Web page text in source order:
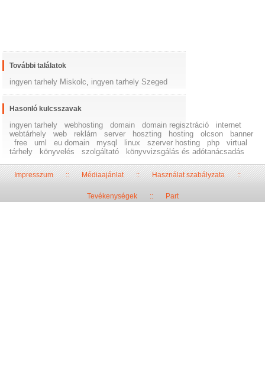
További találatok
ingyen tarhely Miskolc, ingyen tarhely Szeged
Hasonló kulcsszavak
ingyen tarhely webhosting domain domain regisztráció
internet
webtárhely
web reklám server hoszting hosting olcson
banner
free
uml eu domain mysql linux szerver hosting php
virtual
tárhely
könyvelés szolgáltató könyvvizsgálás és adótanácsadás
Impresszum::Médiaajánlat::Használat szabályzata::
Tevékenységek:: Part